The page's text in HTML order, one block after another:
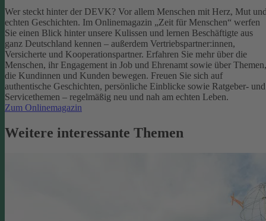
Wer steckt hinter der DEVK? Vor allem Menschen mit Herz, Mut
echten Geschichten. Im Onlinemagazin „Zeit für Menschen“ werfen
Sie einen Blick hinter unsere Kulissen und lernen Beschäftigte aus
ganz Deutschland kennen – außerdem Vertriebspartner:innen,
Versicherte und Kooperationspartner. Erfahren Sie mehr über die
Menschen, ihr Engagement in Job und Ehrenamt sowie über Themen,
die Kundinnen und Kunden bewegen. Freuen Sie sich auf
authentische Geschichten, persönliche Einblicke sowie Ratgeber- und
Servicethemen – regelmäßig neu und nah am echten Leben.
Zum Onlinemagazin
Weitere interessante Themen